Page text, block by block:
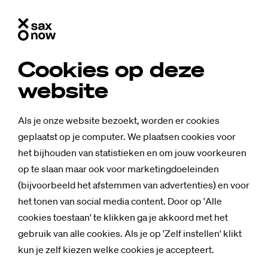
Cookies op deze
website
Als je onze website bezoekt, worden er cookies
geplaatst op je computer. We plaatsen cookies voor
het bijhouden van statistieken en om jouw voorkeuren
op te slaan maar ook voor marketingdoeleinden
(bijvoorbeeld het afstemmen van advertenties) en voor
het tonen van social media content. Door op 'Alle
cookies toestaan' te klikken ga je akkoord met het
gebruik van alle cookies. Als je op 'Zelf instellen' klikt
kun je zelf kiezen welke cookies je accepteert.
Mensen
Chris­toph bouw­